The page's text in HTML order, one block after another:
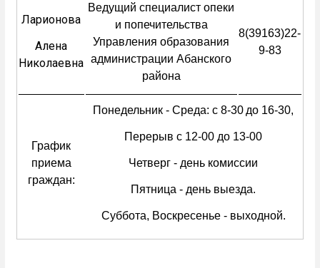
Ларионова
Алена
Николаевна
Ведущий специалист опеки
и попечительства
Управления образования
администрации Абанского
района
8(39163)22-
9-83
График
приема
граждан:
Понедельник - Среда: с 8-30 до 16-30,
Перерыв с 12-00 до 13-00
Четверг - день комиссии
Пятница - день выезда.
Суббота, Воскресенье - выходной.